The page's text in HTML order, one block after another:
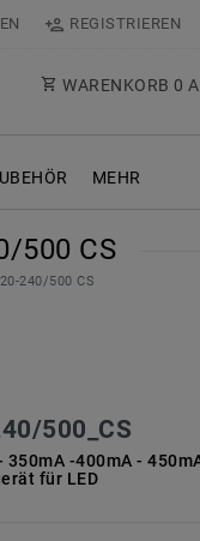
REGISTRIEREN
WARENKORB 0
MEHR
500 CS
240/500 CS
500_CS
350mA -400mA -
für LED